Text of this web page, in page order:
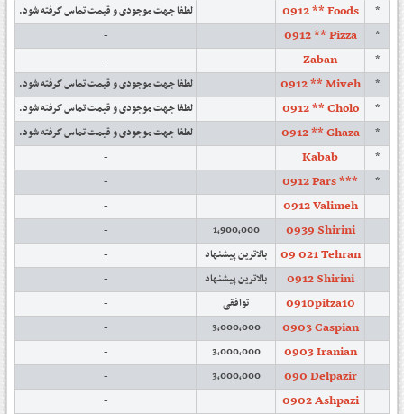
*
0912 ** Foods
لطفا جهت موجودی و قیمت تماس گرفته شود.
*
0912 ** Pizza
-
*
Zaban
-
*
0912 ** Miveh
لطفا جهت موجودی و قیمت تماس گرفته شود.
*
0912 ** Cholo
لطفا جهت موجودی و قیمت تماس گرفته شود.
*
0912 ** Ghaza
لطفا جهت موجودی و قیمت تماس گرفته شود.
*
Kabab
-
*
0912 Pars ***
-
0912 Valimeh
-
0939 Shirini
1,900,000
-
09 021 Tehran بالاترین پیشنهاد -
0912 Shirini بالاترین پیشنهاد -
0910pitza10 توافقی -
0903 Caspian
3,000,000
-
0903 Iranian
3,000,000
-
090 Delpazir
3,000,000
-
0902 Ashpazi
-